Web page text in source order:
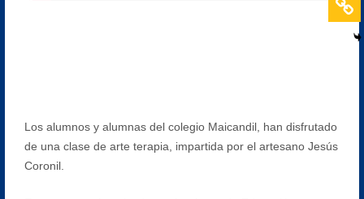
Los alumnos y alumnas del colegio Maicandil, han disfrutado
de una clase de arte terapia, impartida por el artesano Jesús
Coronil.